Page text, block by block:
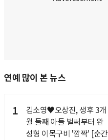
연예 많이 본 뉴스
1
김소영♥오상진, 생후 3개
월 둘째 아들 벌써부터 완
성형 이목구비 '깜짝' [순간